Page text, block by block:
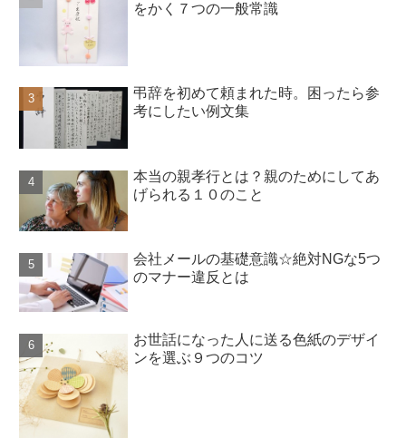
をかく７つの一般常識
弔辞を初めて頼まれた時。困ったら参
考にしたい例文集
本当の親孝行とは？親のためにしてあ
げられる１０のこと
会社メールの基礎意識☆絶対NGな5つ
のマナー違反とは
お世話になった人に送る色紙のデザイ
ンを選ぶ９つのコツ